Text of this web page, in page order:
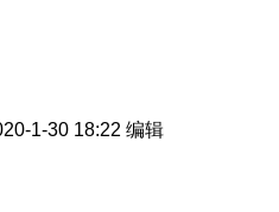
1-30 18:22 编辑